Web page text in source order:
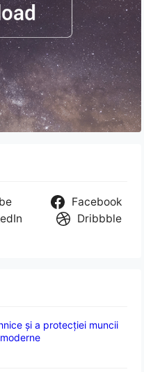
Facebook
Dribbble
și a protecției muncii